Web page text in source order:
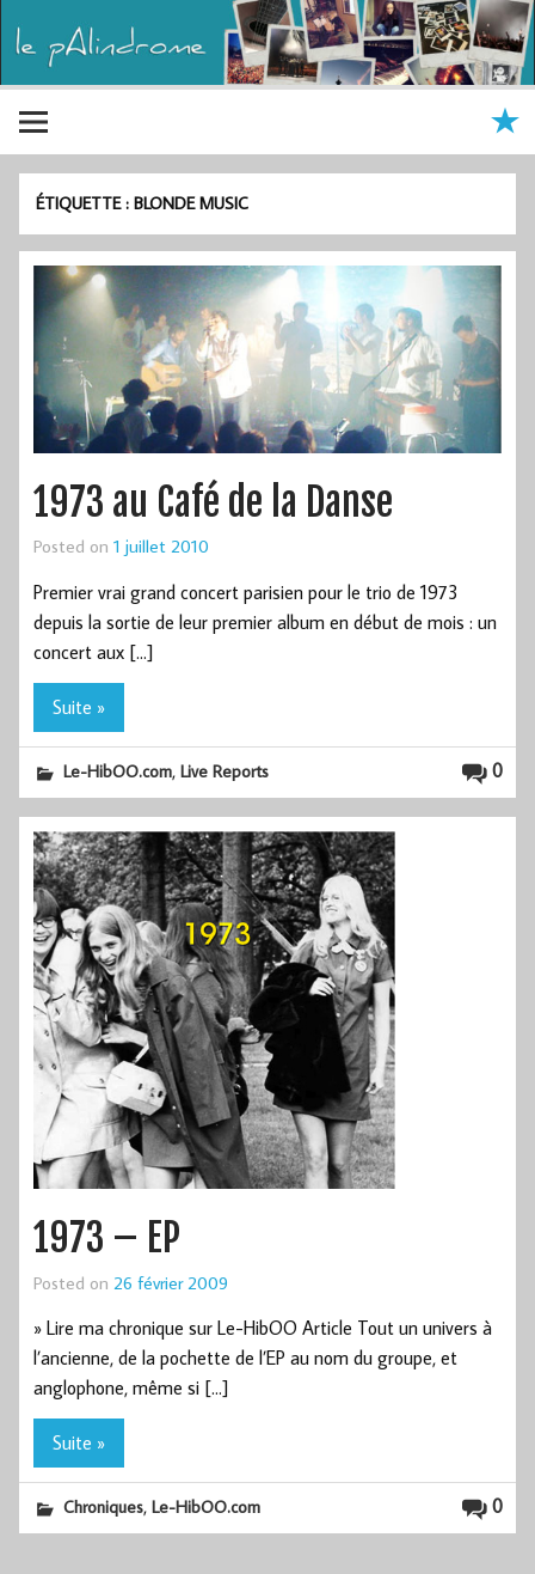
ÉTIQUETTE :BLONDE MUSIC
1973 au Café de la Danse
Posted on 1 juillet 2010
Premier vrai grand concert parisien pour le trio de 1973
depuis la sortie de leur premier album en début de mois : un
concert aux […]
Suite »
0
Le-HibOO.com,Live Reports
1973 – EP
Posted on 26 février 2009
» Lire ma chronique sur Le-HibOO Article Tout un univers à
l’ancienne, de la pochette de l’EP au nom du groupe, et
anglophone, même si […]
Suite »
0
Chroniques,Le-HibOO.com